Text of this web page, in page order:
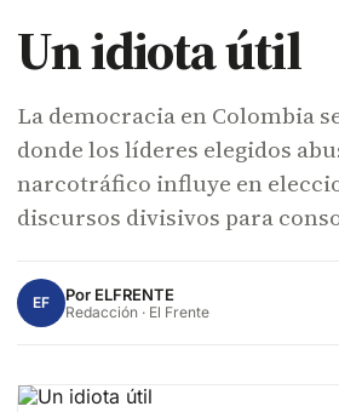
Un idiota útil
La democracia en Colombia
donde los líderes elegidos
narcotráfico influye en
discursos divisivos para
EF Por ELFRENTE
Redacción · El Frente